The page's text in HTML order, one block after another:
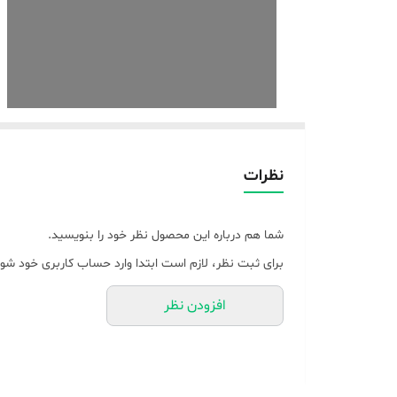
نظرات
شما هم درباره این محصول نظر خود را بنویسید.
برای ثبت نظر، لازم است ابتدا وارد حساب کاربری خود
افزودن نظر